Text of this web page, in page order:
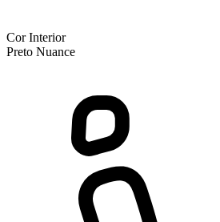
Cor Interior
Preto Nuance